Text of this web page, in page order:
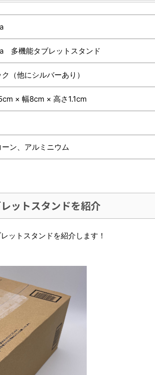
多機能タブレットスタンド
（他にシルバーあり）
× 幅8cm × 高さ1.1cm
ーン、アルミニウム
ットスタンドを紹介
ットスタンドを紹介します！